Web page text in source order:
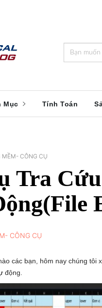
Mục Tính Toán
MỀM- CÔNG CỤ
Tra
CÔNG CỤ
các bạn, hôm nay chúng
động.